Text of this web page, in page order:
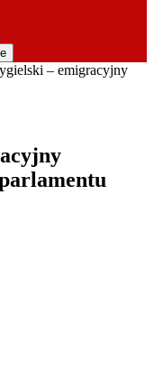
– emigracyjny